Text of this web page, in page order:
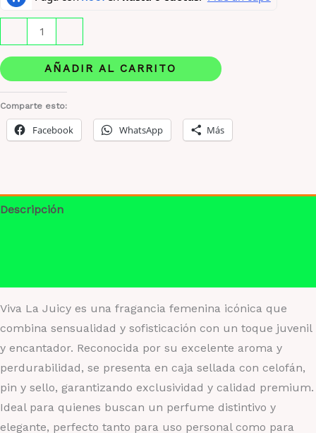
Perfume
1.1
–
Viva
La
Juicy
(Dama)
AÑADIR AL CARRITO
Comparte esto:
Facebook WhatsApp Más
Descripción
Viva La Juicy es una fragancia femenina icónica que
combina sensualidad y sofisticación con un toque juvenil
y encantador. Reconocida por su excelente aroma y
perdurabilidad, se presenta en caja sellada con celofán,
pin y sello, garantizando exclusividad y calidad premium.
Ideal para quienes buscan un perfume distintivo y
elegante, perfecto tanto para uso personal como para